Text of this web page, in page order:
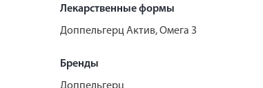
Лекарственные формы
Доппельгерц Актив, Омега 3
Бренды